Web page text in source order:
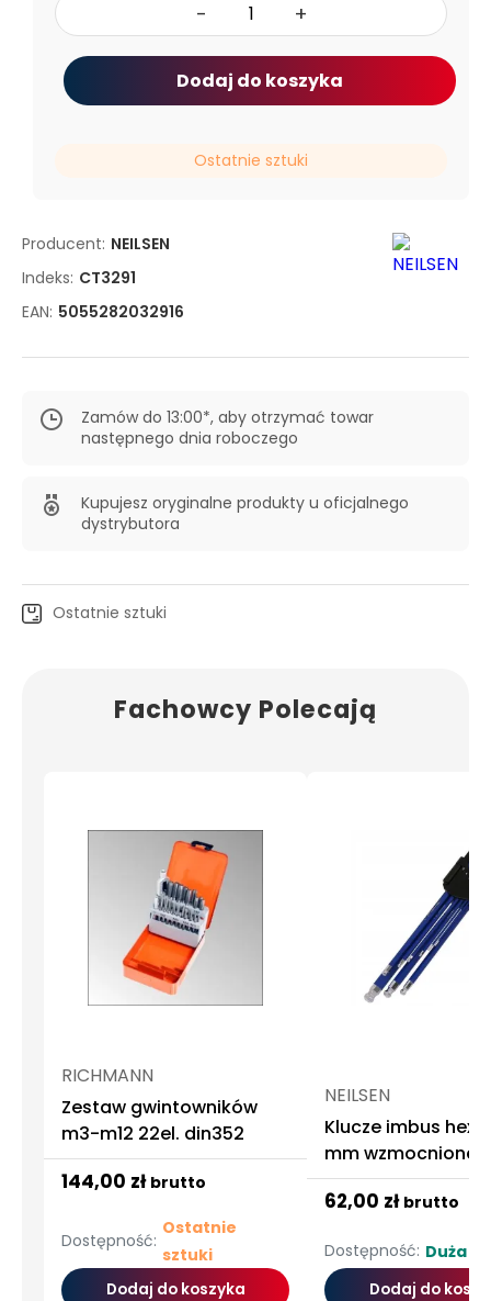
Producent: NEILSEN
Indeks: CT3291
EAN: 5055282032916
Zamów do 13:00*, aby otrzymać towar
następnego dnia roboczego
Kupujesz oryginalne produkty u oficjalnego
dystrybutora
Ostatnie sztuki
- +
Dodaj do koszyka
Ostatnie sztuki
Fachowcy Polecają
RICHMANN
Zestaw gwintowników
m3-m12 22el. din352
144,00 zł brutto
Dostępność:
Ostatnie
sztuki
Dodaj do koszyka
NEILSEN
Klucze imbus hex
mm wzmocnione
długie
62,00 zł brutto
Dostępność: Duża
Dodaj do